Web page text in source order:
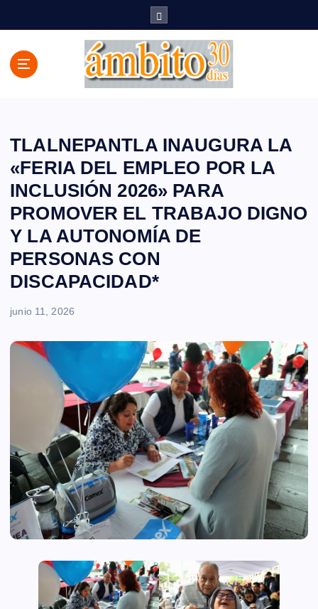
TLALNEPANTLA INAUGURA LA
«FERIA DEL EMPLEO POR LA
INCLUSIÓN 2026» PARA
PROMOVER EL TRABAJO DIGNO
Y LA AUTONOMÍA DE
PERSONAS CON
DISCAPACIDAD*
junio 11, 2026